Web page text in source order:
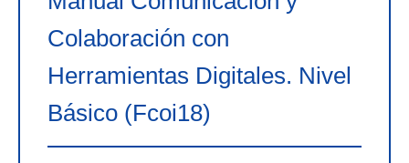
Colaboración con
Herramientas Digitales. Nivel
Básico (Fcoi18)